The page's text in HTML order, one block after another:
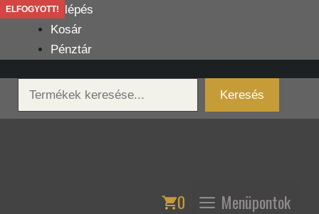
Kilépés
tartalomba
Belépés
Kosár
Pénztár
Keresés
Keresés
0 Menüpontok
ELFOGYOTT!